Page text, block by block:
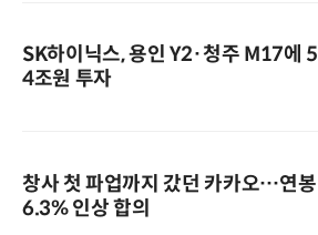
SK하이닉스, 용인 Y2·청주 M17에 5
4조원 투자
창사 첫 파업까지 갔던 카카오…연봉
6.3% 인상 합의